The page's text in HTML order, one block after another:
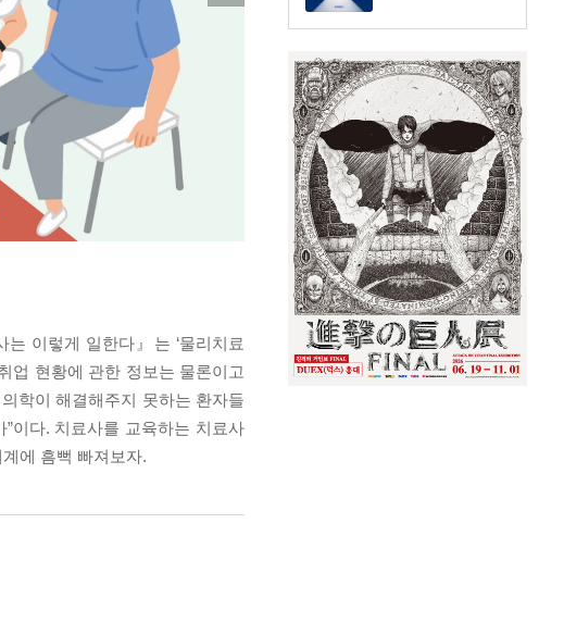
이렇게 일한다』는 ‘물리치료
업 현황에 관한 정보는 물론이고
학이 해결해주지 못하는 환자들
이다. 치료사를 교육하는 치료사
에 흠뻑 빠져보자.